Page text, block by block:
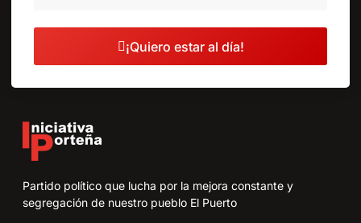
¡Quiero estar al día!
Partido político que lucha por la mejora constante y
segregación de nuestro pueblo El Puerto